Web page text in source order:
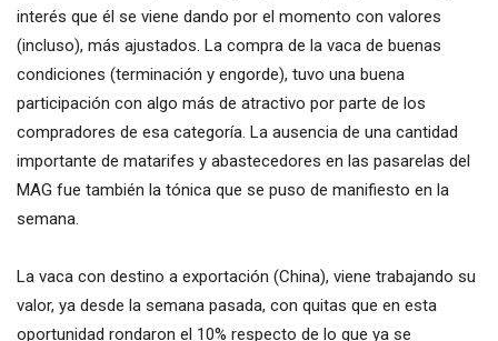
interés que él se viene dando por el momento con valores
(incluso), más ajustados. La compra de la vaca de buenas
condiciones (terminación y engorde), tuvo una buena
participación con algo más de atractivo por parte de los
compradores de esa categoría. La ausencia de una cantidad
importante de matarifes y abastecedores en las pasarelas del
MAG fue también la tónica que se puso de manifiesto en la
semana.
La vaca con destino a exportación (China), viene trabajando su
valor, ya desde la semana pasada, con quitas que en esta
oportunidad rondaron el 10% respecto de lo que ya se